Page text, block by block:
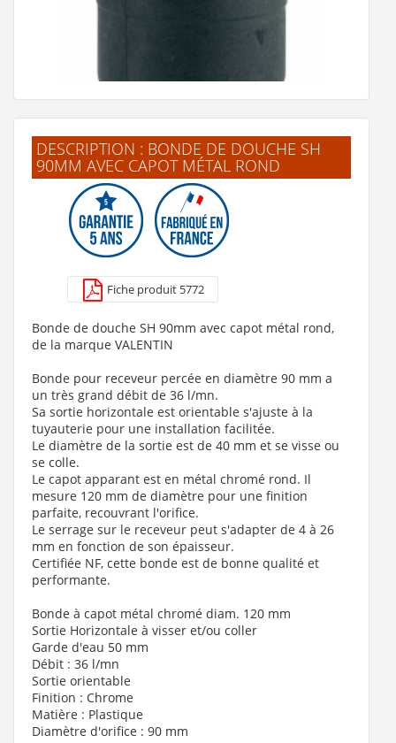
Bonde de douche diam 90 SV - 5540
DESCRIPTION : BONDE DE DOUCHE SH
90MM AVEC CAPOT MÉTAL ROND
Fiche produit 5772
Bonde de douche SH 90mm avec capot métal rond,
de la marque VALENTIN
Bonde pour receveur percée en diamètre 90 mm a
un très grand débit de 36 l/mn.
Sa sortie horizontale est orientable s'ajuste à la
tuyauterie pour une installation facilitée.
Le diamètre de la sortie est de 40 mm et se visse ou
se colle.
Le capot apparant est en métal chromé rond. Il
mesure 120 mm de diamètre pour une finition
parfaite, recouvrant l'orifice.
Le serrage sur le receveur peut s'adapter de 4 à 26
mm en fonction de son épaisseur.
Certifiée NF, cette bonde est de bonne qualité et
performante.
Bonde à capot métal chromé diam. 120 mm
Sortie Horizontale à visser et/ou coller
Garde d'eau 50 mm
Débit : 36 l/mn
Sortie orientable
Finition : Chrome
Matière : Plastique
Diamètre d'orifice : 90 mm